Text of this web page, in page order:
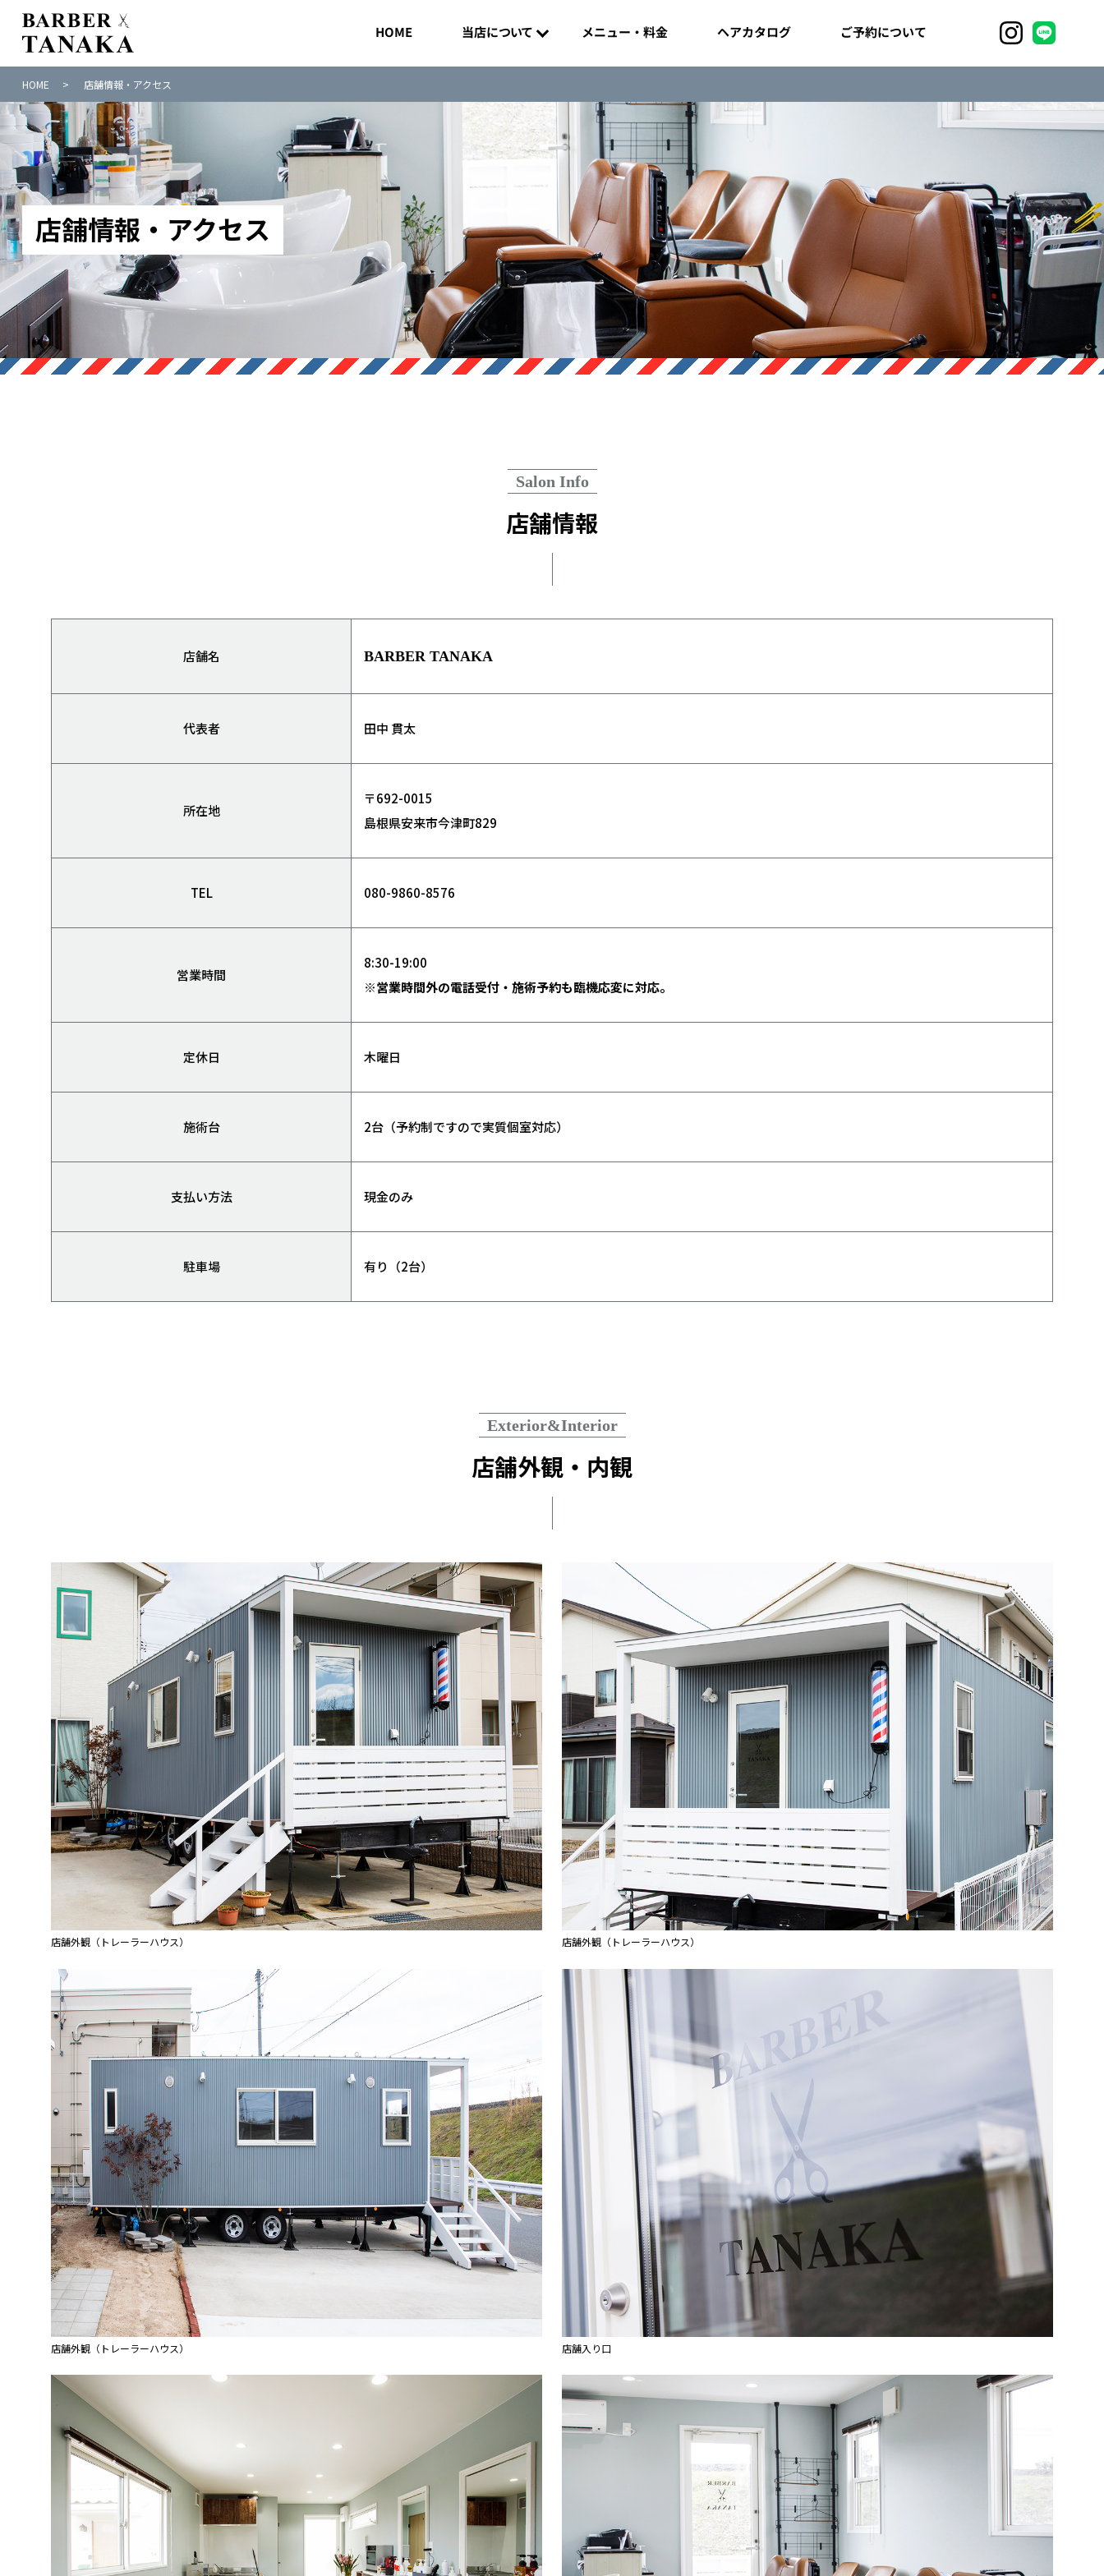
HOME 当店について メニュー・料金 ヘアカタログ ご予約について
HOME 店舗情報・アクセス
店舗情報・アクセス
Salon Info
店舗情報
店舗名 BARBER TANAKA
代表者 田中 貫太
所在地
〒692-0015
島根県安来市今津町829
TEL 080-9860-8576
営業時間
8:30-19:00
※営業時間外の電話受付・施術予約も臨機応変に対応。
定休日 木曜日
施術台 2台（予約制ですので実質個室対応）
支払い方法 現金のみ
駐車場 有り（2台）
Exterior&Interior
店舗外観・内観
店舗外観（トレーラーハウス） 店舗外観（トレーラーハウス）
店舗外観（トレーラーハウス） 店舗入り口